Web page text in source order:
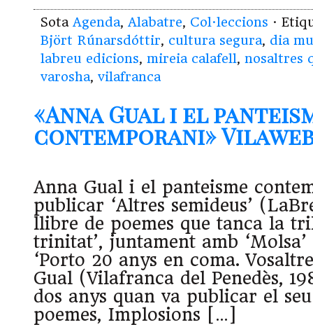
Sota Agenda, Alabatre, Col·leccions ·
Björt Rúnarsdóttir, cultura segura, dia
labreu edicions, mireia calafell, nosaltres
varosha, vilafranca
«Anna Gual i el
contemporani» Vilaweb
Anna Gual i el panteisme
publicar ‘Altres semideus’
llibre de poemes que tanca la
trinitat’, juntament amb ‘Molsa’
‘Porto 20 anys en coma.
Gual (Vilafranca del Penedès,
dos anys quan va publicar el
poemes, Implosions […]